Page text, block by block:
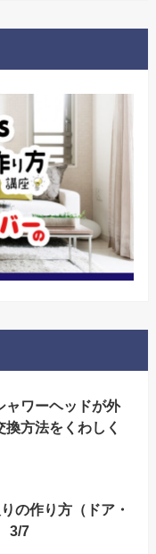
ャワーヘッドが外
換方法をくわしく
の作り方（ドア・
3/7